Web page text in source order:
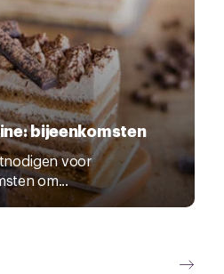
bijeenkomsten
voor
om...